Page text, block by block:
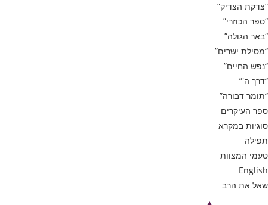
“צדקת הצדיק”
“ספר הכוזרי”
“באר הגולה”
“מסילת ישרים”
“נפש החיים”
“דרך ה'”
“תומר דבורה”
ספר העיקרים
סוגיות במקרא
תפילה
טעמי המצוות
English
שאל את הרב